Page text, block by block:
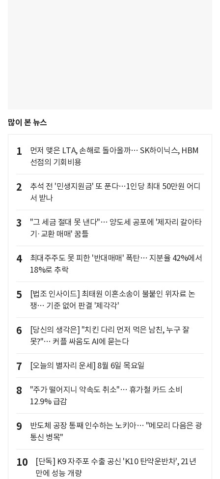
많이 본 뉴스
1
먼저 맺은 LTA, 손해로 돌아올까… SK하이닉스, HBM
선점의 기회비용
2
추석 전 '민생지원금' 또 푼다…1인당 최대 50만원 어디
서 받나
3
"그 세금 절대 못 낸다"… 양도세 공포에 '제자리 갈아타
기·교환 매매' 꿈틀
4
최대주주도 못 피한 '반대매매' 폭탄… 지분율 42%에서
18%로 추락
5
[법조 인사이드] 최태원 이혼소송이 불붙인 위자료 논
쟁… 기준 없어 판결 '제각각'
6
[당신의 생각은] "치킨 다리 먼저 먹은 남친, 누구 잘
못?"… 커플 싸움도 AI에 묻는다
7 [오늘의 별자리 운세] 8월 6일 목요일
8
"주가 떨어지니 약속도 취소"… 휴가철 카드 소비
12.9% 급감
9
반도체 공장 통째 인수하는 노키아… "메모리 다음은 광
통신 병목"
10
[단독] K9 자주포 수출 공신 'K10 탄약운반차', 21년
만에 성능 개량